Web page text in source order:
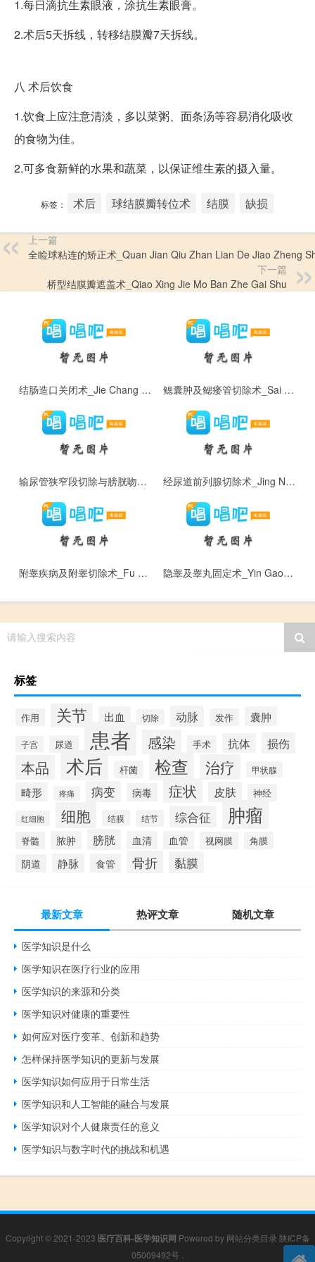
1.每日滴抗生素眼液，涂抗生素眼膏。
2.术后5天拆线，转移结膜瓣7天拆线。
八 术后饮食
1.饮食上应注意清淡，多以菜粥、面条汤等容易消化吸收
的食物为佳。
2.可多食新鲜的水果和蔬菜，以保证维生素的摄入量。
标签： 术后 球结膜瓣转位术 结膜 缺损
上一篇
全睑球粘连的矫正术_Quan Jian Qiu Zhan Lian De Jiao Zheng
下一篇
桥型结膜瓣遮盖术_Qiao Xing Jie Mo Ban Zhe Gai Shu
结肠造口关闭术_Jie Chang Zao Kou Guan Bi Shu 鳃囊肿及鳃瘘管切除术_Sai Nang Zhong Ji Sai Lou Guan Qie Chu Shu
输尿管狭窄段切除与膀胱吻合术_Shu Niao Guan Xia Zhai Duan Qie Chu Yu Bang Guang Wen He Shu 经尿道前列腺切除术_Jing Niao Dao Qian Lie Xian Qie Chu Shu
附睾疾病及附睾切除术_Fu Gao Ji Bing Ji Fu Gao Qie Chu Shu 隐睾及睾丸固定术_Yin Gao Ji Gao Wan Gu Ding Shu
请输入搜索内容
标签
作用 关节 出血 切除 动脉 发作 囊肿
子宫 尿道 患者 感染 手术 抗体 损伤
本品 术后 杆菌 检查 治疗 甲状腺
畸形 疼痛 病变 病毒 症状 皮肤 神经
红细胞 细胞 结膜 结节 综合征 肿瘤
脊髓 脓肿 膀胱 血清 血管 视网膜 角膜
阴道 静脉 食管 骨折 黏膜
最新文章 热评文章 随机文章
医学知识是什么
医学知识在医疗行业的应用
医学知识的来源和分类
医学知识对健康的重要性
如何应对医疗变革、创新和趋势
怎样保持医学知识的更新与发展
医学知识如何应用于日常生活
医学知识和人工智能的融合与发展
医学知识对个人健康责任的意义
医学知识与数字时代的挑战和机遇
Copyright © 2021-2023 医疗百科-医学知识网 Powered by 网站分类目录 陕ICP备
05009492号